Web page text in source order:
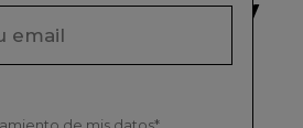
pesto rosso y
queso
de mis datos*